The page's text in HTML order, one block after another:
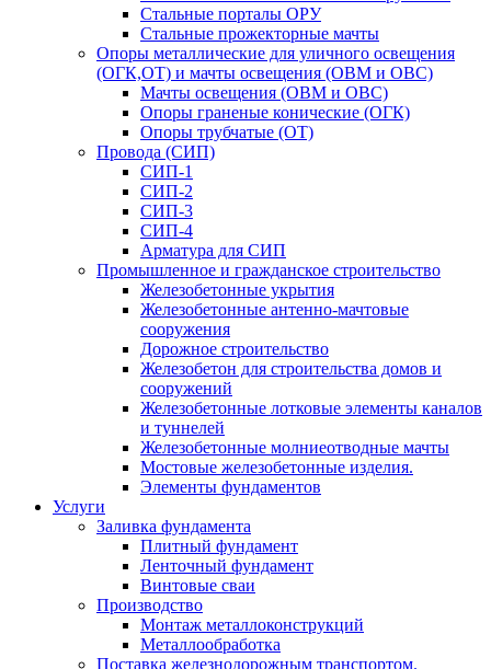
Стальные порталы ОРУ
Стальные прожекторные мачты
Опоры металлические для уличного освещения
(ОГК,ОТ) и мачты освещения (ОВМ и ОВС)
Мачты освещения (ОВМ и ОВС)
Опоры граненые конические (ОГК)
Опоры трубчатые (ОТ)
Провода (СИП)
СИП-1
СИП-2
СИП-3
СИП-4
Арматура для СИП
Промышленное и гражданское строительство
Железобетонные укрытия
Железобетонные антенно-мачтовые
сооружения
Дорожное строительство
Железобетон для строительства домов и
сооружений
Железобетонные лотковые элементы каналов
и туннелей
Железобетонные молниеотводные мачты
Мостовые железобетонные изделия.
Элементы фундаментов
Услуги
Заливка фундамента
Плитный фундамент
Ленточный фундамент
Винтовые сваи
Производство
Монтаж металлоконструкций
Металлообработка
Поставка железнодорожным транспортом.